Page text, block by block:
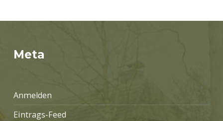
Meta
Anmelden
Eintrags-Feed